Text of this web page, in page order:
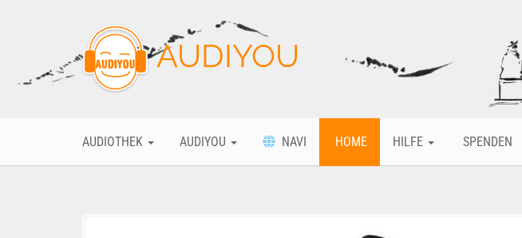
AUDIYOU
AUDIOTHEK AUDIYOU NAVI HOME HILFE SPENDEN